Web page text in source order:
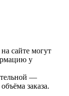
сайте могут
у
—
заказа.